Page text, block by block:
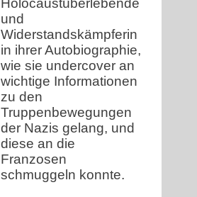
Holocaustüberlebende
und
Widerstandskämpferin
in ihrer Autobiographie,
wie sie undercover an
wichtige Informationen
zu den
Truppenbewegungen
der Nazis gelang, und
diese an die
Franzosen
schmuggeln konnte.